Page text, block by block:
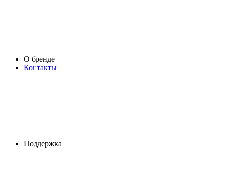
О бренде
Контакты
Поддержка